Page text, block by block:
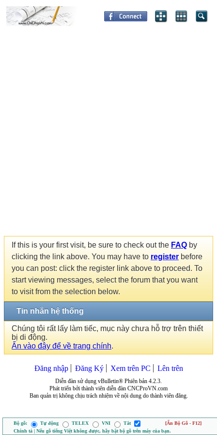
If this is your first visit, be sure to check out the FAQ by
clicking the link above. You may have to register before
you can post: click the register link above to proceed. To
start viewing messages, select the forum that you want
to visit from the selection below.
Tin nhắn hệ thống
Chúng tôi rất lấy làm tiếc, mục này chưa hỗ trợ trên thiết
bị di động.
Ấn vào đây để về trang chính.
Đăng nhập Đăng Ký Xem trên PC Lên trên
Diễn đàn sử dụng vBulletin® Phiên bản 4.2.3.
Phát triển bởi thành viên diễn đàn CNCProVN.com
Ban quản trị không chịu trách nhiệm về nội dung do thành viên đăng.
Bộ gõ: Tự động TELEX VNI Tắt
[Ẩn Bộ Gõ - F12]
Chính tả | Nếu gõ tiếng Việt không được, hãy bật bộ gõ trên máy của bạn.